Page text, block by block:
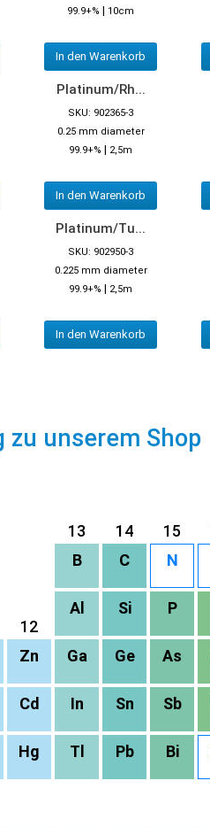
99.9+% | 10cm
In den Warenkorb
Platinum/Rh...
SKU: 902365-3
0.25 mm diameter
99.9+% | 2,5m
In den Warenkorb
Platinum/Tu...
SKU: 902950-3
0.225 mm diameter
99.9+% | 2,5m
In den Warenkorb
zu unserem Shop
13 14 15
B C N
12
Al Si P
Zn Ga Ge As
Cd In Sn Sb
Hg Tl Pb Bi